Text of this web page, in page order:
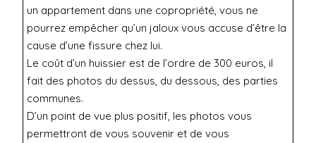
un appartement dans une copropriété, vous ne
pourrez empêcher qu’un jaloux vous accuse d’être la
cause d’une fissure chez lui.
Le coût d’un huissier est de l’ordre de 300 euros, il
fait des photos du dessus, du dessous, des parties
communes.
D’un point de vue plus positif, les photos vous
permettront de vous souvenir et de vous